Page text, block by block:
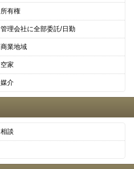
所有権
管理会社に全部委託/日勤
商業地域
空家
媒介
相談